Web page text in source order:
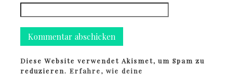
Diese Website verwendet Akismet, um Spam zu
reduzieren.Erfahre, wie deine